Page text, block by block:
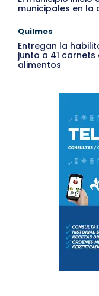
municipales en la
Quilmes
Entregan la
junto a 41
alimentos